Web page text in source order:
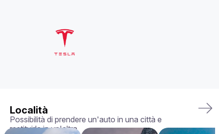
Località
Possibilità di prendere un'auto in una città e
restituirla in un'altra